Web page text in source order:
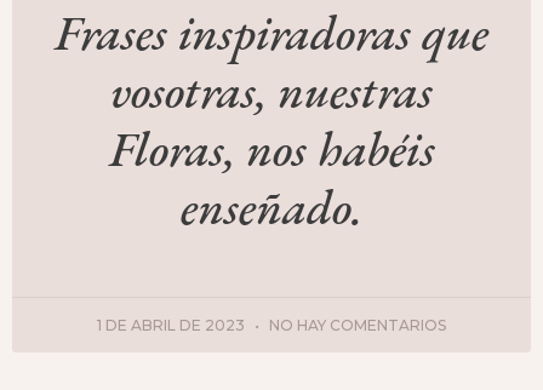
Frases inspiradoras que
vosotras, nuestras
Floras, nos habéis
enseñado.
1 DE ABRIL DE 2023 NO HAY COMENTARIOS